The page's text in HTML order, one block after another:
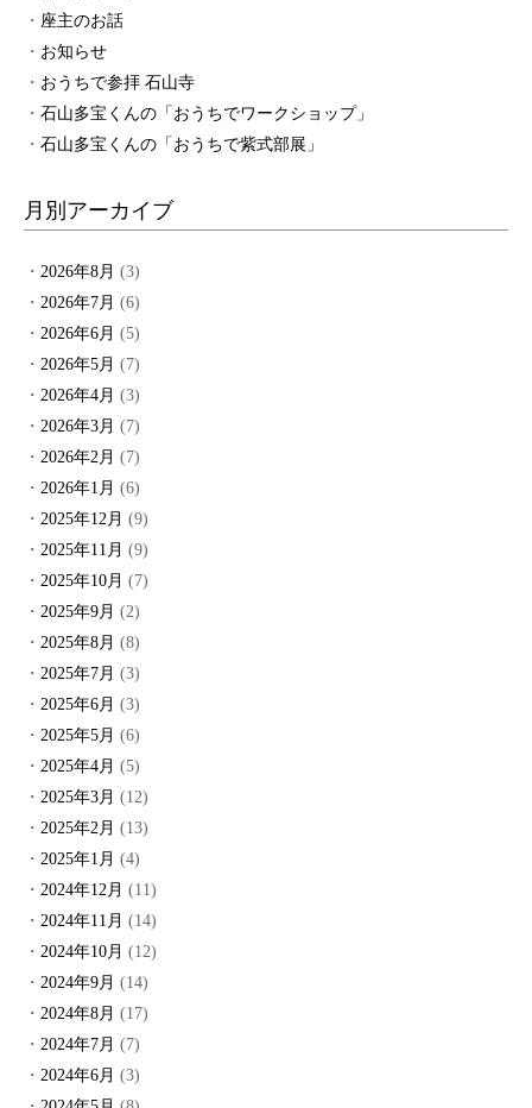
座主のお話
お知らせ
おうちで参拝 石山寺
石山多宝くんの「おうちでワークショップ」
石山多宝くんの「おうちで紫式部展」
月別アーカイブ
2026年8月 (3)
2026年7月 (6)
2026年6月 (5)
2026年5月 (7)
2026年4月 (3)
2026年3月 (7)
2026年2月 (7)
2026年1月 (6)
2025年12月 (9)
2025年11月 (9)
2025年10月 (7)
2025年9月 (2)
2025年8月 (8)
2025年7月 (3)
2025年6月 (3)
2025年5月 (6)
2025年4月 (5)
2025年3月 (12)
2025年2月 (13)
2025年1月 (4)
2024年12月 (11)
2024年11月 (14)
2024年10月 (12)
2024年9月 (14)
2024年8月 (17)
2024年7月 (7)
2024年6月 (3)